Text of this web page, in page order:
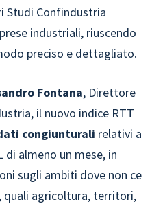
Studi Confindustria
industriali, riuscendo
preciso e dettagliato.
Fontana, Direttore
il nuovo indice RTT
congiunturali relativi a
almeno un mese, in
sugli ambiti dove non ce
quali agricoltura, territori,